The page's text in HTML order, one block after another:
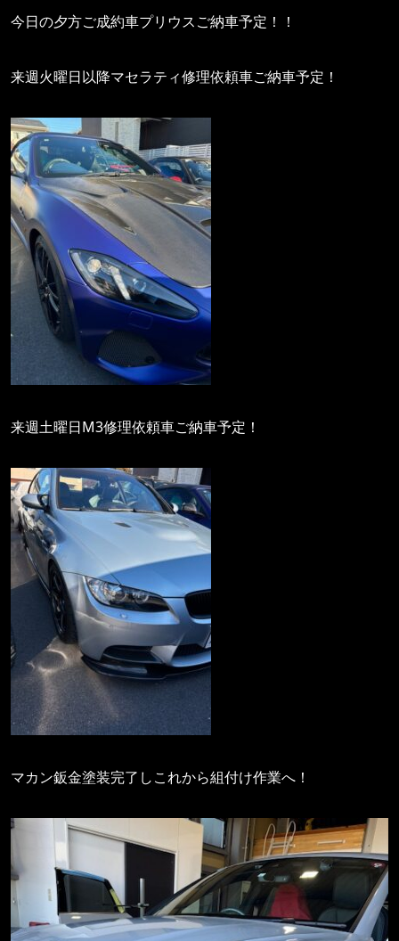
今日の夕方ご成約車プリウスご納車予定！！
来週火曜日以降マセラティ修理依頼車ご納車予定！
来週土曜日M3修理依頼車ご納車予定！
マカン鈑金塗装完了しこれから組付け作業へ！